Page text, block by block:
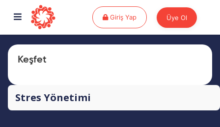
Giriş YapGiriş Yap Üye Ol
Keşfet
Stres Yönetimi